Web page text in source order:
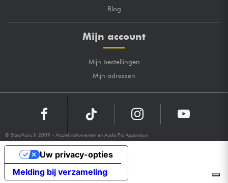
Blog
Mijn account
Mijn bestellingen
Mijn adressen
© StarsMusic.fr 2009 - Muziekinstrumenten en Audio Pro Apparatuur
Melding bij verzameling
Uw privacy-opties